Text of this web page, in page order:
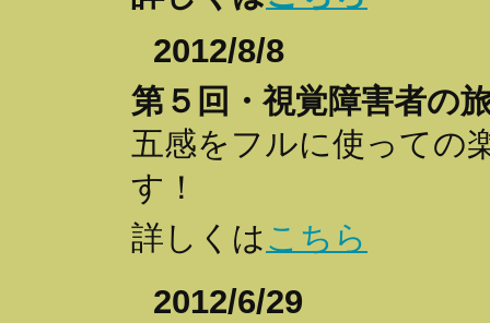
2012/8/8
第５回・視覚障害者の
五感をフルに使っての
す！
詳しくは こちら
2012/6/29